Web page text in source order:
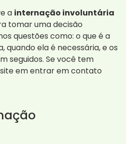
a internação involuntária
tomar uma decisão
questões como: o que é a
quando ela é necessária, e os
seguidos. Se você tem
em entrar em contato